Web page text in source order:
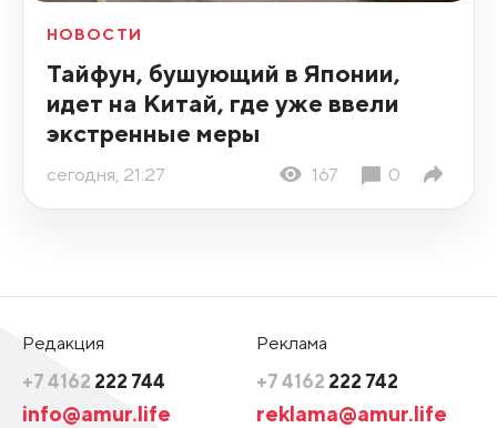
НОВОСТИ
Тайфун, бушующий в Японии,
идет на Китай, где уже ввели
экстренные меры
сегодня, 21:27 167 0
Редакция
+7 4162 222 744
info@amur.life
Реклама
+7 4162 222 742
reklama@amur.life